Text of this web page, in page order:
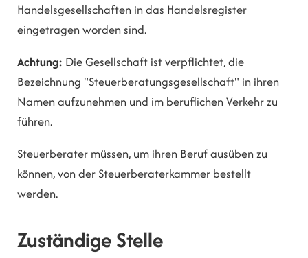
Handelsgesellschaften in das Handelsregister
eingetragen worden sind.
Achtung: Die Gesellschaft ist verpflichtet, die
Bezeichnung "Steuerberatungsgesellschaft" in ihren
Namen aufzunehmen und im beruflichen Verkehr zu
führen.
Steuerberater müssen, um ihren Beruf ausüben zu
können, von der Steuerberaterkammer bestellt
werden.
Zuständige Stelle